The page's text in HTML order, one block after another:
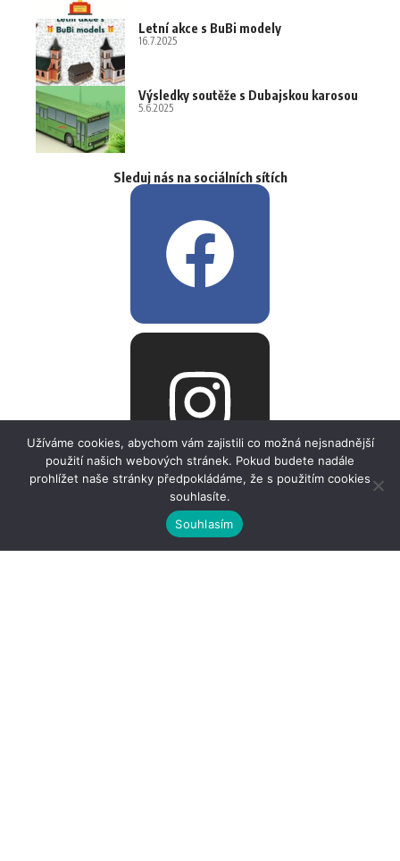
Letní akce s BuBi modely
16.7.2025
Výsledky soutěže s Dubajskou karosou
5.6.2025
Sleduj nás na sociálních sítích
Užíváme cookies, abychom vám zajistili co možná nejsnadnější
použití našich webových stránek. Pokud budete nadále
prohlížet naše stránky předpokládáme, že s použitím cookies
souhlasíte.
Souhlasím